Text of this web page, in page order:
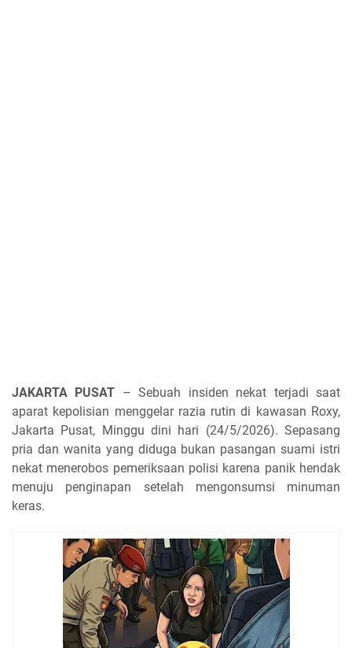
JAKARTA PUSAT – Sebuah insiden nekat terjadi saat
aparat kepolisian menggelar razia rutin di kawasan Roxy,
Jakarta Pusat, Minggu dini hari (24/5/2026). Sepasang
pria dan wanita yang diduga bukan pasangan suami istri
nekat menerobos pemeriksaan polisi karena panik hendak
menuju penginapan setelah mengonsumsi minuman
keras.